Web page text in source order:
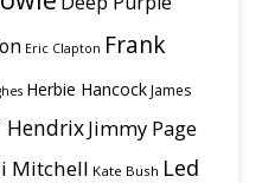
Eric Clapton Frank
Herbie HancockJames
HendrixJimmy Page
Mitchell Kate Bush Led